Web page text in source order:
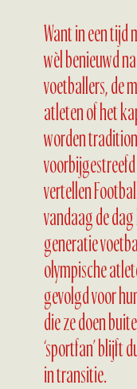
Want in een tijd
wèl benieuwd
voetballers, de
atleten of het
worden
voorbijgestreefd
vertellen
vandaag de
generatie
olympische
gevolgd voor
die ze doen
‘sportfan’ blijft
in transitie.